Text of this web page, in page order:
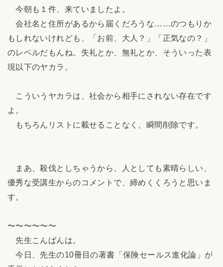
今朝も１件、来ていましたよ。
会社名と住所があるから届くだろうな……のつもりか
もしれないけれども、「お前、大人？」「正気なの？」
のレベルだもんね。失礼とか、無礼とか、そういった表
現以下のヤカラ。
こういうヤカラは、社会から相手にされない存在です
よ。
もちろんリストに載せることなく、瞬間削除です。
まあ、殺伐としちゃうから、人としても素晴らしい、
優秀な受講生からのコメントで、締めくくろうと思いま
す。
〜〜〜〜〜〜
先生こんばんは。
今日、先生の10冊目の著書「保険セールス進化論」が